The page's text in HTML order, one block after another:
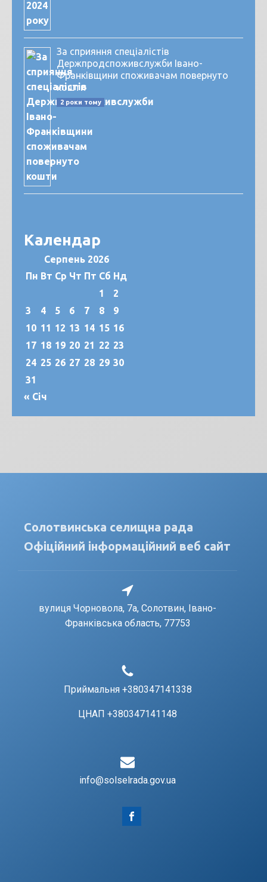
За сприяння спеціалістів
Держпродспоживслужби Івано-
Франківщини споживачам повернуто
кошти
2 роки тому
Календар
Серпень 2026
Пн Вт Ср Чт Пт Сб Нд
1
2
3
4 5 6 7 8
9
10 11 12 13 14 15 16
17 18 19 20 21 22 23
24 25 26 27 28 29 30
31
« Січ
Солотвинська селищна рада
Офіційний інформаційний веб сайт
вулиця Чорновола, 7a, Солотвин, Івано-
Франківська область, 77753
Приймальня +380347141338
ЦНАП +380347141148
info@solselrada.gov.ua